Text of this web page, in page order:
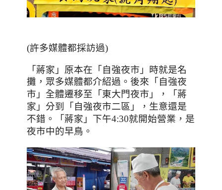
(許多媒體都採訪過)
「蔣家」原本在「自強夜市」時就是名
攤，眾多媒體都介紹過。後來「自強夜
市」全體遷移至「東大門夜市」，
「蔣
家」分到「自強夜市二區」，生意還是
不錯。「蔣家」下午4:30就開始營業，是
夜市中的早鳥。